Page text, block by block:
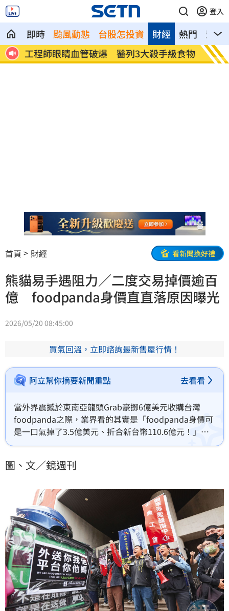
登入
即時 颱風動態 台股怎投資 熱門 影音
財經
除 工程師眼睛血管破爆 醫列3大殺手級食物 姜厚
首頁 財經 看新聞換好禮
熊貓易手遇阻力／二度交易掉價逾百
億 foodpanda身價直直落原因曝光
2026/05/20 08:45:00
買氣回溫，立即諮詢最新售屋行情！
阿立幫你摘要新聞重點 去看看
當外界震撼於東南亞龍頭Grab豪擲6億美元收購台灣
foodpanda之際，業界看的其實是「foodpanda身價可
是一口氣掉了3.5億美元、折合新台幣110.6億元！」，
倘若Grab未能順利迎娶foodpanda，重回交易市場的
怕都面臨下挫，借鏡多年前出售頻遭攔阻的中嘉寬頻交
圖、文／鏡週刊